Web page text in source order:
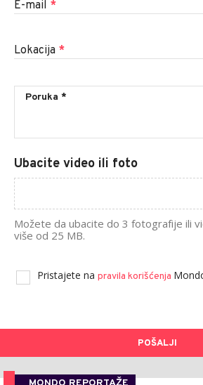
E-mail *
Lokacija *
Ubacite video ili foto
Možete da ubacite do 3 fotografije ili
više od 25 MB.
Pristajete na pravila korišćenja
POŠALJI